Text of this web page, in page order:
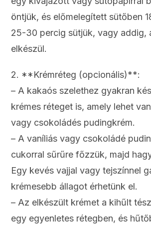
öntjük, és előmelegített sütőben
25-30 percig sütjük, vagy addig,
elkészül.
2. **Krémréteg (opcionális)**:
– A kakaós szelethez gyakran
krémes réteget is, amely lehet
vagy csokoládés pudingkrém.
– A vaníliás vagy csokoládé
cukorral sűrűre főzzük, majd
Egy kevés vajjal vagy tejszínnel
krémesebb állagot érhetünk el.
– Az elkészült krémet a kihűlt
egy egyenletes rétegben, és